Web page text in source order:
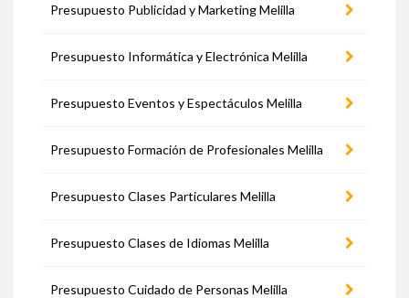
Presupuesto Publicidad y Marketing Melilla
Presupuesto Informática y Electrónica Melilla
Presupuesto Eventos y Espectáculos Melilla
Presupuesto Formación de Profesionales Melilla
Presupuesto Clases Particulares Melilla
Presupuesto Clases de Idiomas Melilla
Presupuesto Cuidado de Personas Melilla